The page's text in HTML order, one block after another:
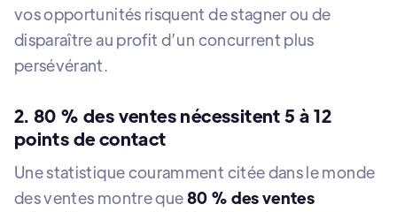
vos opportunités risquent de stagner ou de
disparaître au profit d’un concurrent plus
persévérant.
2. 80 % des ventes nécessitent 5 à 12
points de contact
Une statistique couramment citée dans le monde
des ventes montre que80 % des ventes